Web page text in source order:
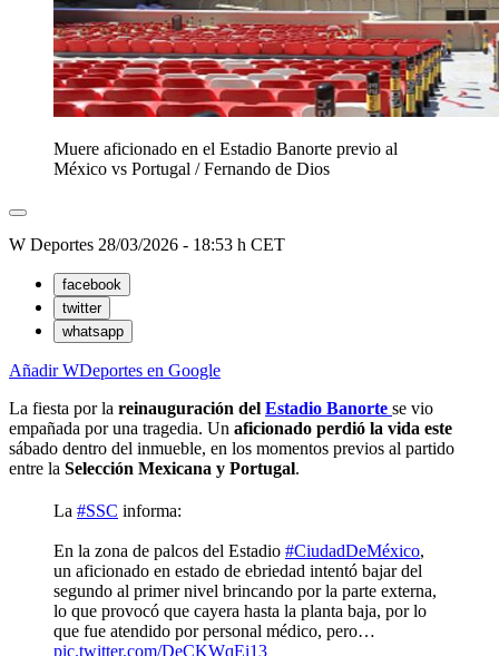
Muere aficionado en el Estadio Banorte previo al
México vs Portugal /Fernando de Dios
W Deportes 28/03/2026 - 18:53 h CET
facebook
twitter
whatsapp
Añadir WDeportes en Google
La fiesta por la reinauguración del Estadio Banorte se vio
empañada por una tragedia. Un aficionado perdió la vida este
sábado dentro del inmueble, en los momentos previos al partido
entre la Selección Mexicana y Portugal.
La #SSC informa:
En la zona de palcos del Estadio #CiudadDeMéxico,
un aficionado en estado de ebriedad intentó bajar del
segundo al primer nivel brincando por la parte externa,
lo que provocó que cayera hasta la planta baja, por lo
que fue atendido por personal médico, pero…
pic.twitter.com/DeCKWqEi13